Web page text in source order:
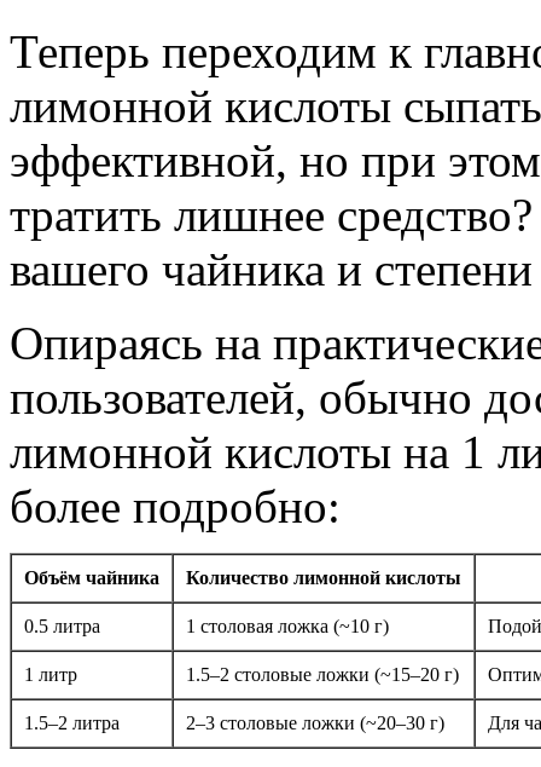
Теперь переходим к
лимонной кислоты
эффективной, но при
тратить лишнее
вашего чайника и
Опираясь на
пользователей, обычно
лимонной кислоты на 1
более подробно:
Объём чайника Количество лимонной кислоты
0.5 литра 1 столовая ложка (~10 г)
1 литр 1.5–2 столовые ложки (~15–20 г)
1.5–2 литра 2–3 столовые ложки (~20–30 г) Для